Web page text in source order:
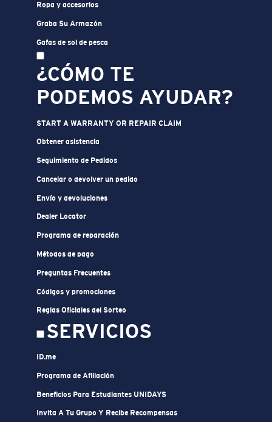
Ropa y accesorios
Graba Su Armazón
Gafas de sol de pesca
¿CÓMO TE
PODEMOS AYUDAR?
START A WARRANTY OR REPAIR CLAIM
Obtener asistencia
Seguimiento de Pedidos
Cancelar o devolver un pedido
Envío y devoluciones
Dealer Locator
Programa de reparación
Métodos de pago
Preguntas Frecuentes
Códigos y promociones
Reglas Oficiales del Sorteo
SERVICIOS
ID.me
Programa de Afiliación
Beneficios Para Estudiantes UNIDAYS
Invita A Tu Grupo Y Recibe Recompensas